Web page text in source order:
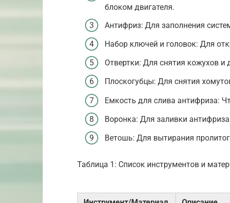
блоком двигателя.
Антифриз: Для заполнения
Набор ключей и головок: Для
Отвертки: Для снятия кожухов и
Плоскогубцы: Для снятия
Емкость для слива антифриза:
Воронка: Для заливки
Ветошь: Для вытирания
Таблица 1: Список инструментов и